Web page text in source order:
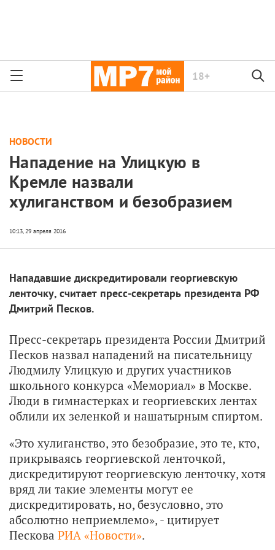
18+
НОВОСТИ
Нападение на Улицкую в
Кремле назвали
хулиганством и безобразием
Нападавшие дискредитировали георгиевскую
ленточку, считает пресс-секретарь президента РФ
Дмитрий Песков.
Пресс-секретарь президента России Дмитрий
Песков назвал нападений на писательницу
Людмилу Улицкую и других участников
школьного конкурса «Мемориал» в Москве.
Люди в гимнастерках и георгиевских лентах
облили их зеленкой и нашатырным спиртом.
«Это хулиганство, это безобразие, это те, кто,
прикрываясь георгиевской ленточкой,
дискредитируют георгиевскую ленточку, хотя
вряд ли такие элементы могут ее
дискредитировать, но, безусловно, это
абсолютно неприемлемо», - цитирует
Пескова РИА «Новости».